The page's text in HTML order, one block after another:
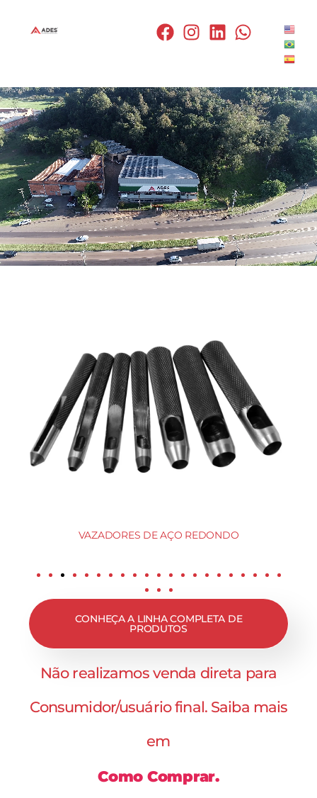
VAZADORES DE AÇO REDONDO
CONHEÇA A LINHA COMPLETA DE
PRODUTOS
Não realizamos venda direta para
Consumidor/usuário final. Saiba mais
em
Como Comprar.